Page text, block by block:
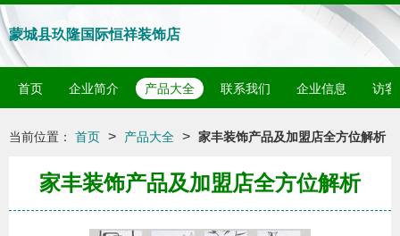
蒙城县玖隆国际恒祥装饰店
首页 企业简介 产品大全 联系我们 企业信息 访客
当前位置： 首页 > 产品大全 > 家丰装饰产品及加盟店全方位解析
家丰装饰产品及加盟店全方位解析